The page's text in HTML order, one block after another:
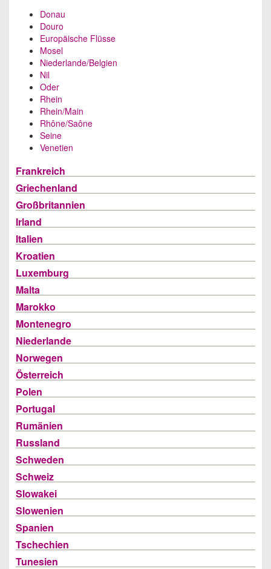
Donau
Douro
Europäische Flüsse
Mosel
Niederlande/Belgien
Nil
Oder
Rhein
Rhein/Main
Rhône/Saône
Seine
Venetien
Frankreich
Griechenland
Großbritannien
Irland
Italien
Kroatien
Luxemburg
Malta
Marokko
Montenegro
Niederlande
Norwegen
Österreich
Polen
Portugal
Rumänien
Russland
Schweden
Schweiz
Slowakei
Slowenien
Spanien
Tschechien
Tunesien